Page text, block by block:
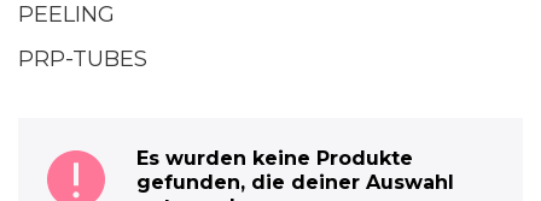
PEELING
PRP-TUBES
Es wurden keine Produkte
gefunden, die deiner Auswahl